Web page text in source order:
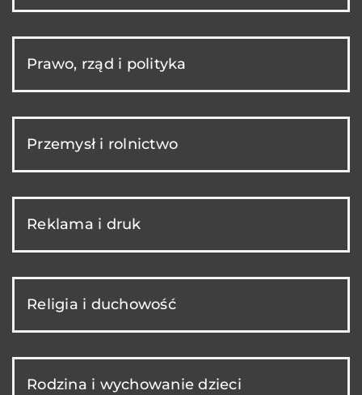
Prawo, rząd i polityka
Przemysł i rolnictwo
Reklama i druk
Religia i duchowość
Rodzina i wychowanie dzieci